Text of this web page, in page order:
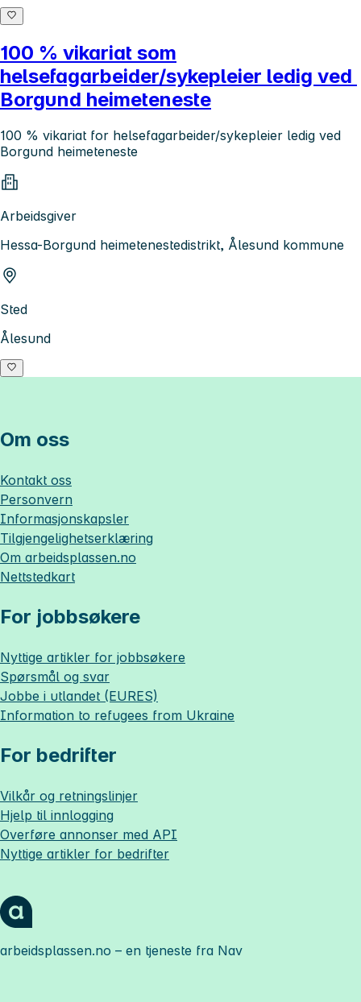
100 % vikariat som
helsefagarbeider/sykepleier ledig ved
Borgund heimeteneste
100 % vikariat for helsefagarbeider/sykepleier ledig ved
Borgund heimeteneste
Arbeidsgiver
Hessa-Borgund heimetenestedistrikt, Ålesund kommune
Sted
Ålesund
Om oss
Kontakt oss
Personvern
Informasjonskapsler
Tilgjengelighetserklæring
Om arbeidsplassen.no
Nettstedkart
For jobbsøkere
Nyttige artikler for jobbsøkere
Spørsmål og svar
Jobbe i utlandet (EURES)
Information to refugees from Ukraine
For bedrifter
Vilkår og retningslinjer
Hjelp til innlogging
Overføre annonser med API
Nyttige artikler for bedrifter
arbeidsplassen.no – en tjeneste fra Nav